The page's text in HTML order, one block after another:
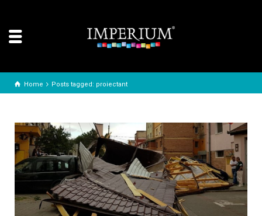
Home Posts tagged: proiectant